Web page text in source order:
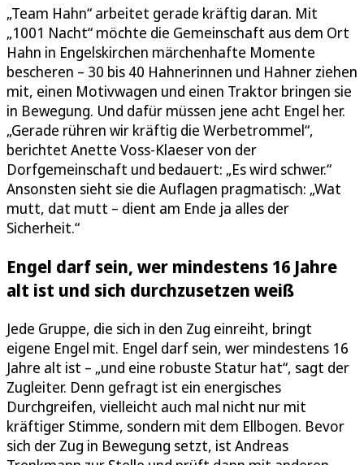
„Team Hahn“ arbeitet gerade kräftig daran. Mit
„1001 Nacht“ möchte die Gemeinschaft aus dem Ort
Hahn in Engelskirchen märchenhafte Momente
bescheren – 30 bis 40 Hahnerinnen und Hahner ziehen
mit, einen Motivwagen und einen Traktor bringen sie
in Bewegung. Und dafür müssen jene acht Engel her.
„Gerade rühren wir kräftig die Werbetrommel“,
berichtet Anette Voss-Klaeser von der
Dorfgemeinschaft und bedauert: „Es wird schwer.“
Ansonsten sieht sie die Auflagen pragmatisch: „Wat
mutt, dat mutt – dient am Ende ja alles der
Sicherheit.“
Engel darf sein, wer mindestens 16 Jahre
alt ist und sich durchzusetzen weiß
Jede Gruppe, die sich in den Zug einreiht, bringt
eigene Engel mit. Engel darf sein, wer mindestens 16
Jahre alt ist – „und eine robuste Statur hat“, sagt der
Zugleiter. Denn gefragt ist ein energisches
Durchgreifen, vielleicht auch mal nicht nur mit
kräftiger Stimme, sondern mit dem Ellbogen. Bevor
sich der Zug in Bewegung setzt, ist Andreas